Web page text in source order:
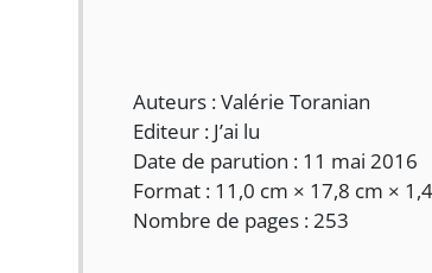
Auteurs : Valérie Toranian
Editeur : J’ai lu
Date de parution : 11 mai 2016
Format : 11,0 cm × 17,8 cm ×
Nombre de pages : 253